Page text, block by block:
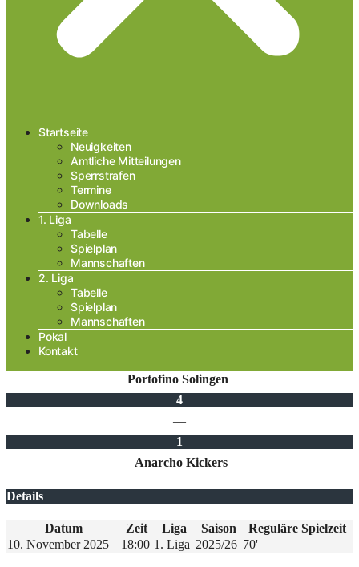
Startseite
Neuigkeiten
Amtliche Mitteilungen
Sperrstrafen
Termine
Downloads
1. Liga
Tabelle
Spielplan
Mannschaften
2. Liga
Tabelle
Spielplan
Mannschaften
Pokal
Kontakt
Portofino Solingen
4
—
1
Anarcho Kickers
Details
Datum Zeit Liga Saison
Reguläre Spielzeit
10. November 2025
18:00 1. Liga 2025/26 70'